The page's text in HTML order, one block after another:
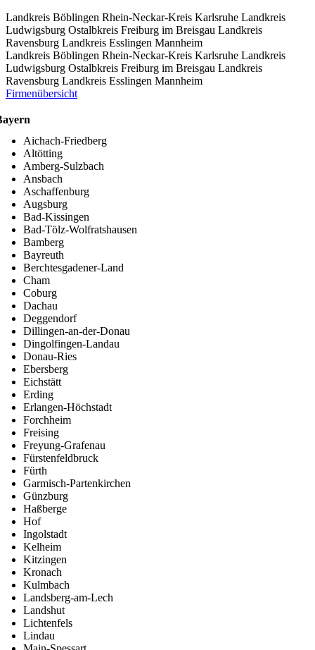
Landkreis Böblingen Rhein-Neckar-Kreis Karlsruhe Landkreis
Ludwigsburg Ostalbkreis Freiburg im Breisgau Landkreis
Ravensburg Landkreis Esslingen Mannheim
Landkreis Böblingen Rhein-Neckar-Kreis Karlsruhe Landkreis
Ludwigsburg Ostalbkreis Freiburg im Breisgau Landkreis
Ravensburg Landkreis Esslingen Mannheim
Firmenübersicht
Aichach-Friedberg
Altötting
Amberg-Sulzbach
Ansbach
Aschaffenburg
Augsburg
Bad-Kissingen
Bad-Tölz-Wolfratshausen
Bamberg
Bayreuth
Berchtesgadener-Land
Cham
Coburg
Dachau
Deggendorf
Dillingen-an-der-Donau
Dingolfingen-Landau
Donau-Ries
Ebersberg
Eichstätt
Erding
Erlangen-Höchstadt
Forchheim
Freising
Freyung-Grafenau
Fürstenfeldbruck
Fürth
Garmisch-Partenkirchen
Günzburg
Haßberge
Hof
Ingolstadt
Kelheim
Kitzingen
Kronach
Kulmbach
Landsberg-am-Lech
Landshut
Lichtenfels
Lindau